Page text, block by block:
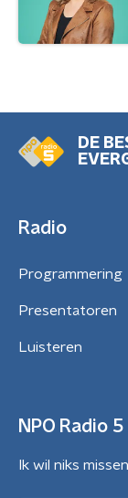
DE
Radio
Programmering
Presentatoren
Luisteren
NPO Radio
Ik wil niks